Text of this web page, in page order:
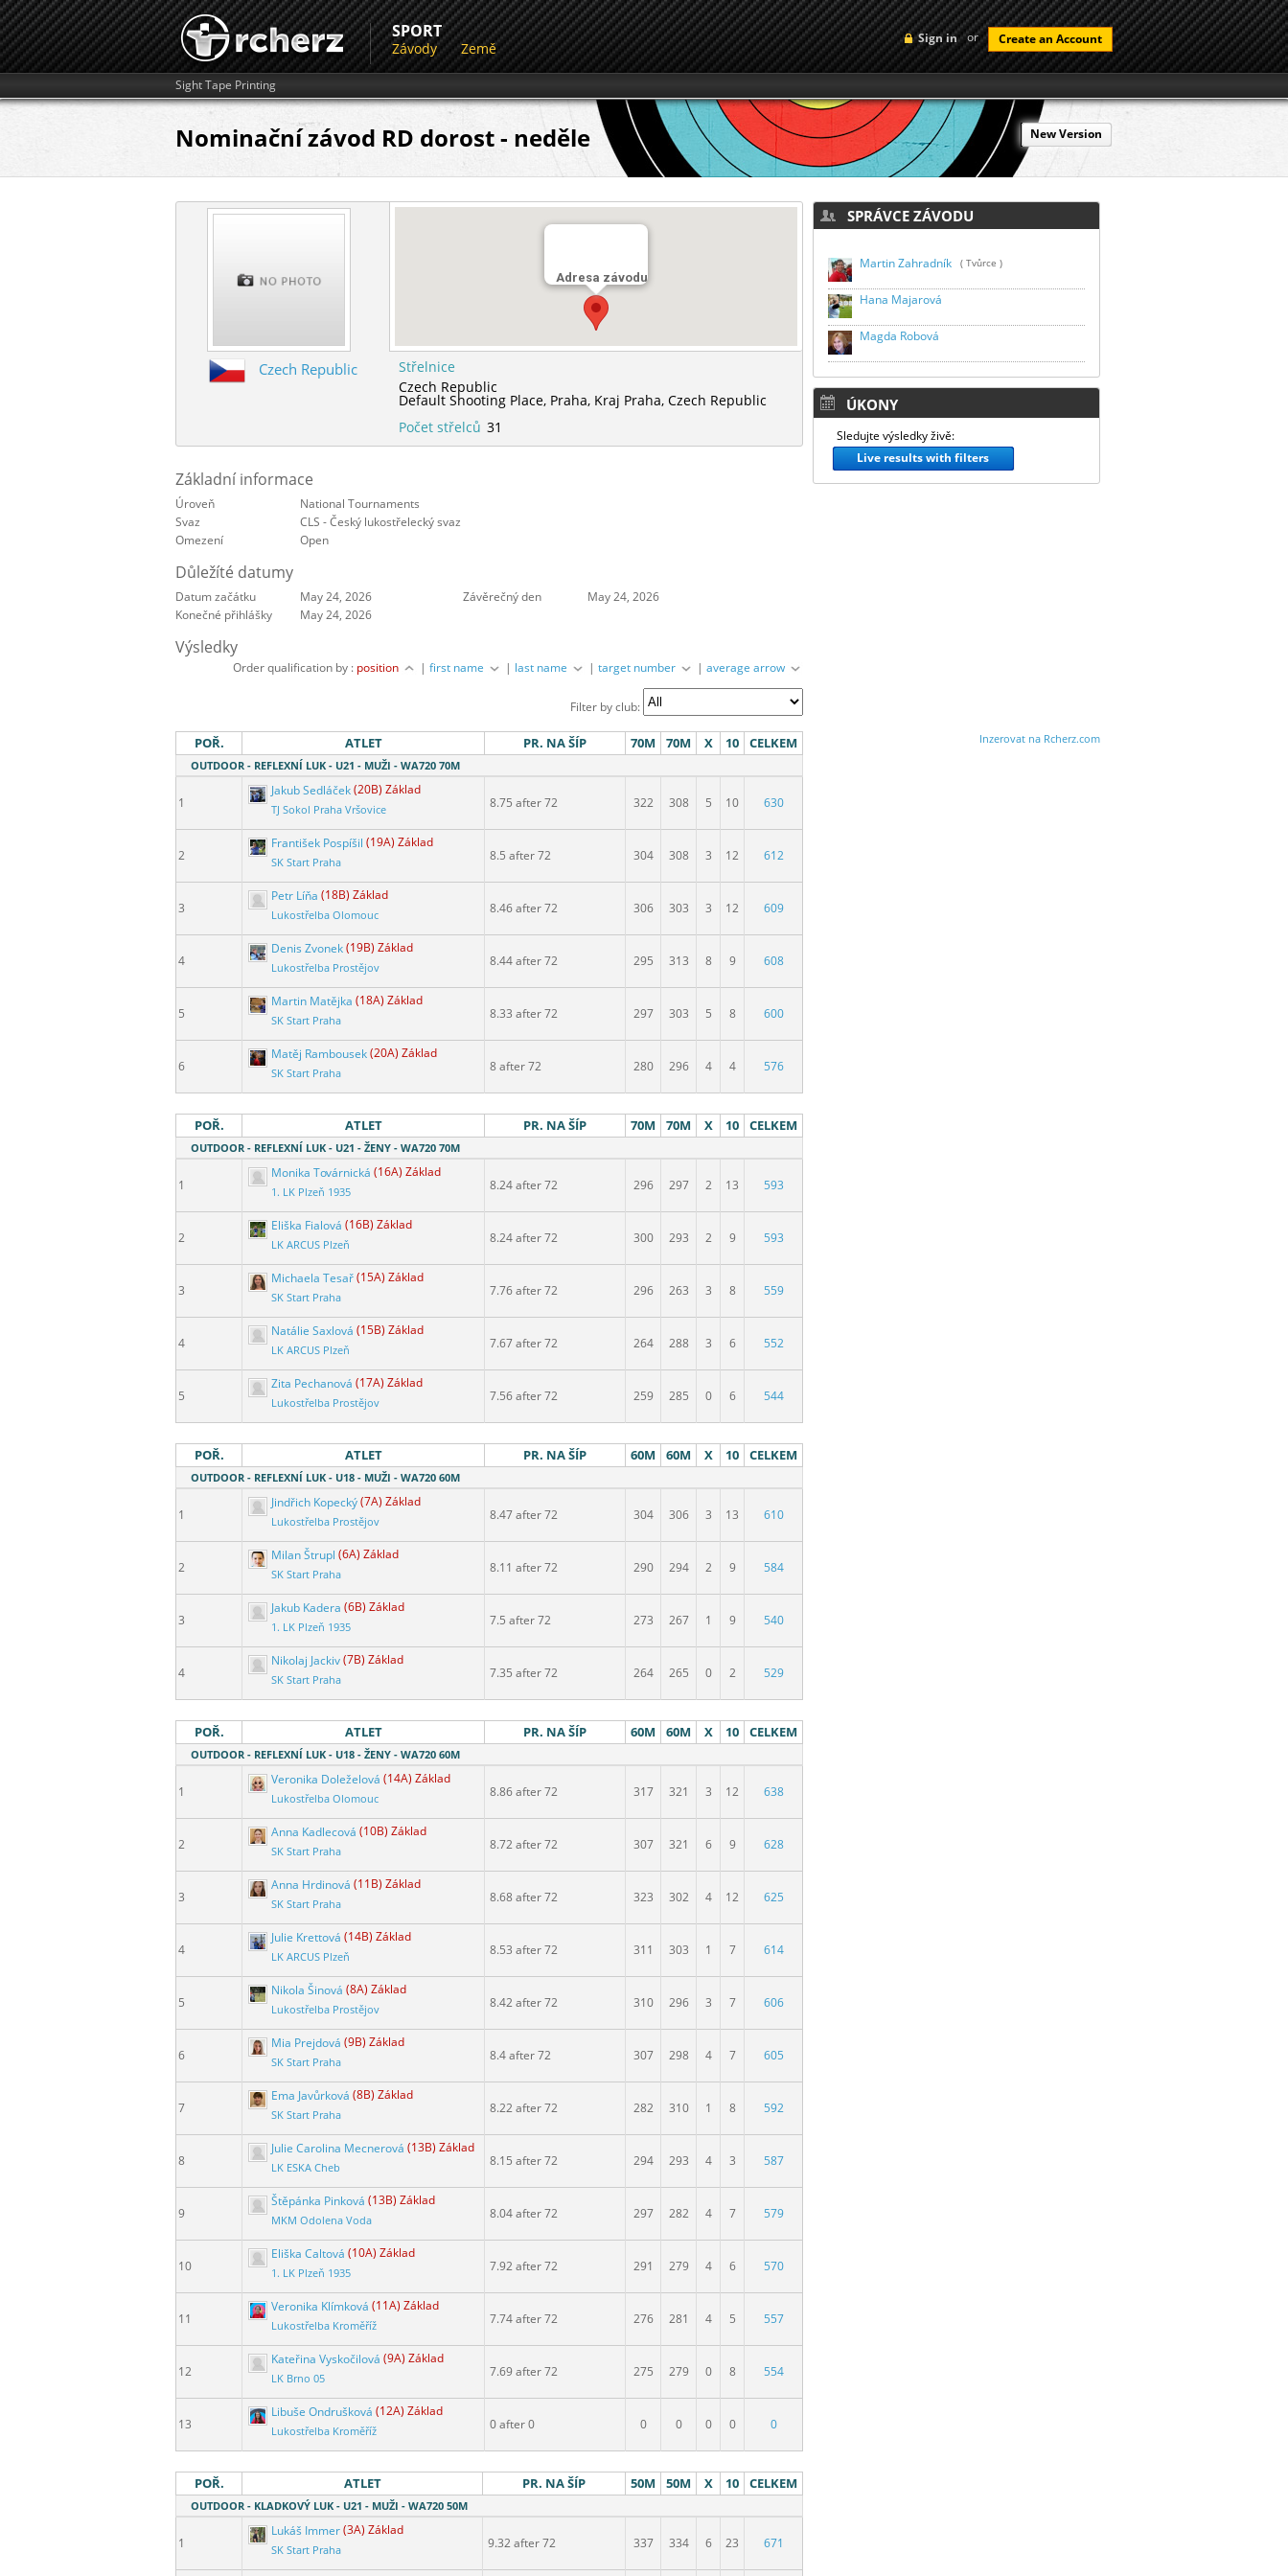
Sign in or Create an Account
SPORT
Závody Země
Sight Tape Printing
Nominační závod RD dorost - neděle New Version
Adresa závodu
Czech Republic
Střelnice
Czech Republic
Default Shooting Place, Praha, Kraj Praha,Czech Republic
Počet střelců 31
Základní informace
Úroveň
National Tournaments
Svaz
CLS - Český lukostřelecký svaz
Omezení
Open
Důležíté datumy
Datum začátku May 24, 2026 Závěrečný den
May 24, 2026
Konečné přihlášky
May 24, 2026
Výsledky
Order qualification by : position |first name | last name |target number |average arrow
Filter by club:
POŘ. ATLET PR. NA ŠÍP 70M 70M X 10 CELKEM
OUTDOOR - REFLEXNÍ LUK - U21 - MUŽI - WA720 70M
1
Jakub Sedláček(20B) Základ
TJ Sokol Praha Vršovice 8.75 after 72 322 308 5 10 630
2
František Pospíšil (19A) Základ
SK Start Praha 8.5 after 72 304 308 3 12 612
3
Petr Líňa (18B) Základ
Lukostřelba Olomouc 8.46 after 72 306 303 3 12 609
4
Denis Zvonek(19B) Základ
Lukostřelba Prostějov 8.44 after 72 295 313 8 9 608
5
Martin Matějka (18A) Základ
SK Start Praha 8.33 after 72 297 303 5 8 600
6
Matěj Rambousek(20A) Základ
SK Start Praha 8 after 72 280 296 4 4 576
POŘ. ATLET PR. NA ŠÍP 70M 70M X 10 CELKEM
OUTDOOR - REFLEXNÍ LUK - U21 - ŽENY - WA720 70M
1
Monika Továrnická (16A) Základ
1. LK Plzeň 1935 8.24 after 72 296 297 2 13 593
2
Eliška Fialová (16B) Základ
LK ARCUS Plzeň 8.24 after 72 300 293 2 9 593
3
Michaela Tesař(15A) Základ
SK Start Praha 7.76 after 72 296 263 3 8 559
4
Natálie Saxlová (15B) Základ
LK ARCUS Plzeň 7.67 after 72 264 288 3 6 552
5
Zita Pechanová (17A) Základ
Lukostřelba Prostějov 7.56 after 72 259 285 0 6 544
POŘ. ATLET PR. NA ŠÍP 60M 60M X 10 CELKEM
OUTDOOR - REFLEXNÍ LUK - U18 - MUŽI - WA720 60M
1
Jindřich Kopecký(7A) Základ
Lukostřelba Prostějov 8.47 after 72 304 306 3 13 610
2
Milan Štrupl (6A) Základ
SK Start Praha 8.11 after 72 290 294 2 9 584
3
Jakub Kadera (6B) Základ
1. LK Plzeň 1935 7.5 after 72 273 267 1 9 540
4
Nikolaj Jackiv(7B) Základ
SK Start Praha 7.35 after 72 264 265 0 2 529
POŘ. ATLET PR. NA ŠÍP 60M 60M X 10 CELKEM
OUTDOOR - REFLEXNÍ LUK - U18 - ŽENY - WA720 60M
1
Veronika Doleželová (14A) Základ
Lukostřelba Olomouc 8.86 after 72 317 321 3 12 638
2
Anna Kadlecová (10B) Základ
SK Start Praha 8.72 after 72 307 321 6 9 628
3
Anna Hrdinová (11B) Základ
SK Start Praha 8.68 after 72 323 302 4 12 625
4
Julie Krettová (14B) Základ
LK ARCUS Plzeň 8.53 after 72 311 303 1 7 614
5
Nikola Šinová (8A) Základ
Lukostřelba Prostějov 8.42 after 72 310 296 3 7 606
6
Mia Prejdová (9B) Základ
SK Start Praha 8.4 after 72 307 298 4 7 605
7
Ema Javůrková (8B) Základ
SK Start Praha 8.22 after 72 282 310 1 8 592
8
Julie Carolina Mecnerová (13B) Základ
LK ESKA Cheb 8.15 after 72 294 293 4 3 587
9
Štěpánka Pinková (13B) Základ
MKM Odolena Voda 8.04 after 72 297 282 4 7 579
10
Eliška Caltová (10A) Základ
1. LK Plzeň 1935 7.92 after 72 291 279 4 6 570
11
Veronika Klímková (11A) Základ
Lukostřelba Kroměříž 7.74 after 72 276 281 4 5 557
12
Kateřina Vyskočilová (9A) Základ
LK Brno 05 7.69 after 72 275 279 0 8 554
13
Libuše Ondrušková (12A) Základ
Lukostřelba Kroměříž 0 after 0 0 0 0 0 0
POŘ. ATLET PR. NA ŠÍP 50M 50M X 10 CELKEM
OUTDOOR - KLADKOVÝ LUK - U21 - MUŽI - WA720 50M
1
Lukáš Immer(3A) Základ
SK Start Praha 9.32 after 72 337 334 6 23 671
SPRÁVCE ZÁVODU
Martin Zahradník ( Tvůrce )
Hana Majarová
Magda Robová
ÚKONY
Sledujte výsledky živě:
Live results with filters
Inzerovat na Rcherz.com